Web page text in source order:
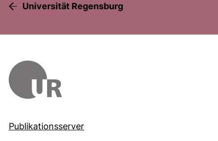
Universität Regensburg
Publikationsserver